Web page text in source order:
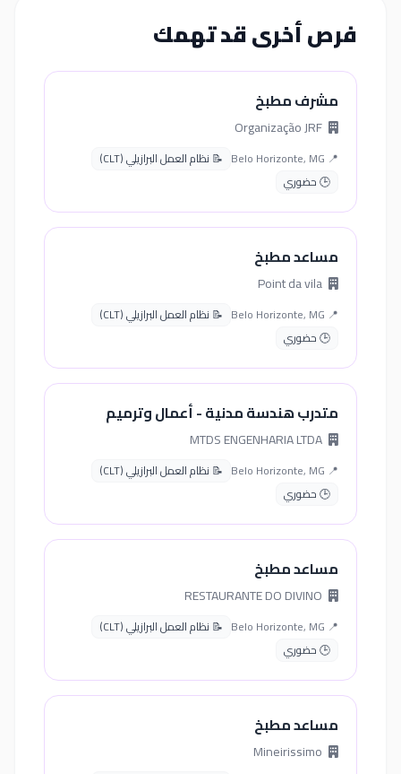
فرص أخرى قد تهمك
مشرف مطبخ
📍 Belo Horizonte, MG
📝 نظام العمل البرازيلي (CLT)
🕒 حضوري
مساعد مطبخ
📍 Belo Horizonte, MG
📝 نظام العمل البرازيلي (CLT)
🕒 حضوري
متدرب هندسة مدنية - أعمال وترميم
📍 Belo Horizonte, MG
📝 نظام العمل البرازيلي (CLT)
🕒 حضوري
مساعد مطبخ
📍 Belo Horizonte, MG
📝 نظام العمل البرازيلي (CLT)
🕒 حضوري
مساعد مطبخ